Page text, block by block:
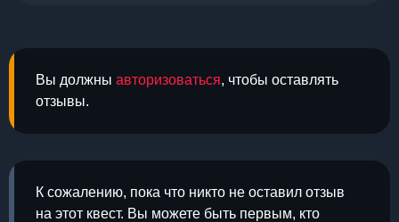
Вы должны авторизоваться, чтобы оставлять
отзывы.
К сожалению, пока что никто не оставил отзыв
на этот квест. Вы можете быть первым, кто